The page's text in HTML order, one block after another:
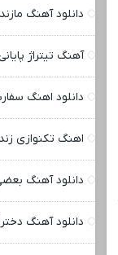
دانلود آهنگ
آهنگ تیتراژ پایانی نون
دانلود اهنگ
اهنگ تکنوازی
دانلود آهنگ
دانلود آهنگ